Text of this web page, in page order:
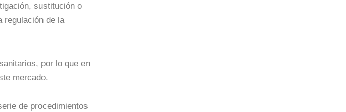
sustitución o
regulación de la
por lo que en
mercado.
de procedimientos